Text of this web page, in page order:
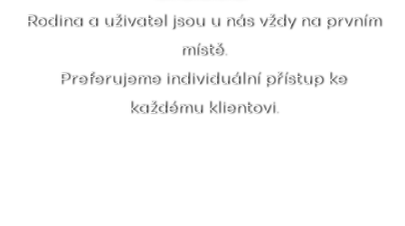
Rodina a uživatel jsou u nás vždy na prvním
místě.
Preferujeme individuální přístup ke
každému klientovi.